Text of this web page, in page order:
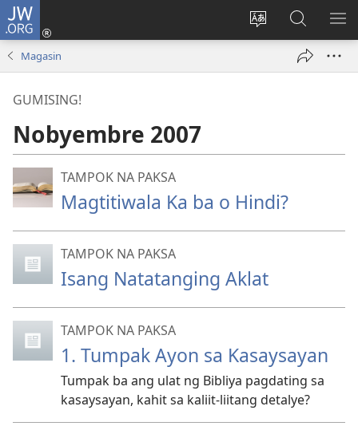
JW.ORG
Baguhin
Mag-
log
sa
JW.ORG
Magasin
GUMISING!
Nobyembre 2007
TAMPOK NA PAKSA
Magtitiwala Ka ba o Hindi?
TAMPOK NA PAKSA
Isang Natatanging Aklat
TAMPOK NA PAKSA
1. Tumpak Ayon sa Kasaysayan
Tumpak ba ang ulat ng Bibliya pagdating sa
kasaysayan, kahit sa kaliit-liitang detalye?